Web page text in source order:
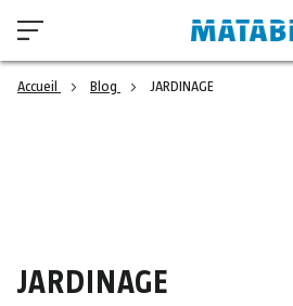
Accueil Blog JARDINAGE
JARDINAGE